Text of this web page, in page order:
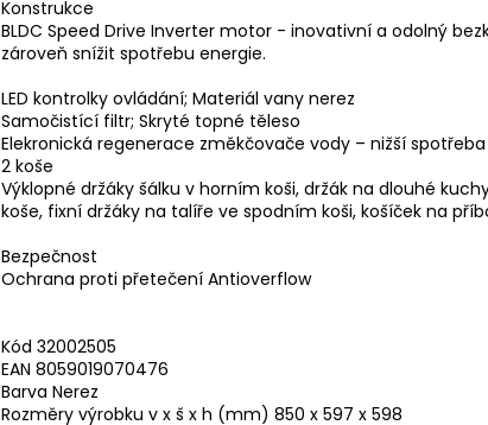
Konstrukce
BLDC Speed Drive Inverter motor - inovativní a odolný
zároveň snížit spotřebu energie.
LED kontrolky ovládání; Materiál vany nerez
Samočistící filtr; Skryté topné těleso
Elekronická regenerace změkčovače vody – nižší spotřeba
2 koše
Výklopné držáky šálku v horním koši, držák na dlouhé
koše, fixní držáky na talíře ve spodním koši, košíček na
Bezpečnost
Ochrana proti přetečení Antioverflow
Kód 32002505
EAN 8059019070476
Barva Nerez
Rozměry výrobku v x š x h (mm) 850 x 597 x 598